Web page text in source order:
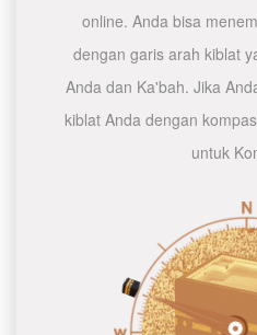
online. Anda bisa
dengan garis arah kiblat
Anda dan Ka'bah. Jika
kiblat Anda dengan
untuk